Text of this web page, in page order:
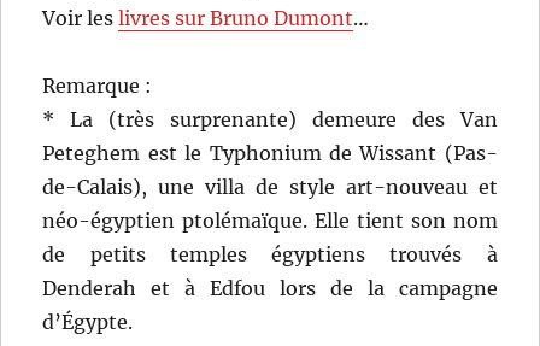
Voir leslivres sur Bruno Dumont…
Remarque :
* La (très surprenante) demeure des Van
Peteghem est le Typhonium de Wissant (Pas-
de-Calais), une villa de style art-nouveau et
néo-égyptien ptolémaïque. Elle tient son nom
de petits temples égyptiens trouvés à
Denderah et à Edfou lors de la campagne
d’Égypte.